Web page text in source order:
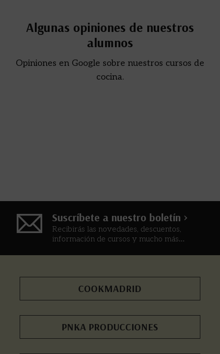
Algunas opiniones de nuestros
alumnos
Opiniones en Google sobre nuestros cursos de
cocina.
Suscríbete a nuestro boletín >
Recibirás las novedades, descuentos,
información de cursos y mucho más...
COOKMADRID
PNKA PRODUCCIONES